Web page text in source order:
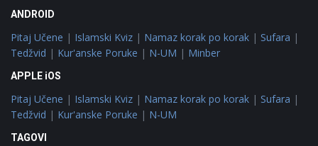
ANDROID
Pitaj Učene | Islamski Kviz | Namaz korak po korak | Sufara |
Tedžvid | Kur'anske Poruke | N-UM | Minber
APPLE iOS
Pitaj Učene | Islamski Kviz | Namaz korak po korak | Sufara |
Tedžvid | Kur'anske Poruke | N-UM
TAGOVI